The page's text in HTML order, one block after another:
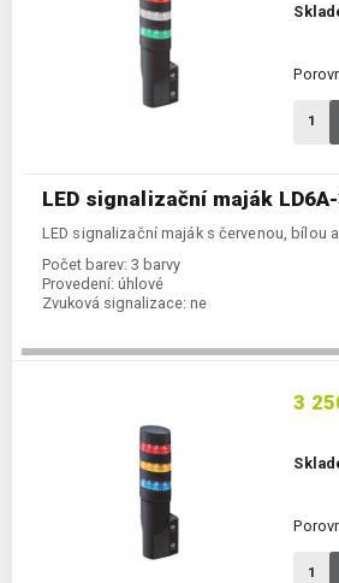
LED signalizační maják LD6A-
LED signalizační maják s červenou, bílou
Počet barev: 3 barvy
Provedení: úhlové
Zvuková signalizace: ne
3